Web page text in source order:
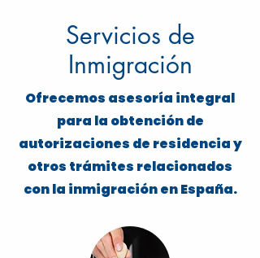
Servicios de
Inmigración
Ofrecemos asesoría integral
para la obtención de
autorizaciones de residencia y
otros trámites relacionados
con la inmigración en España.